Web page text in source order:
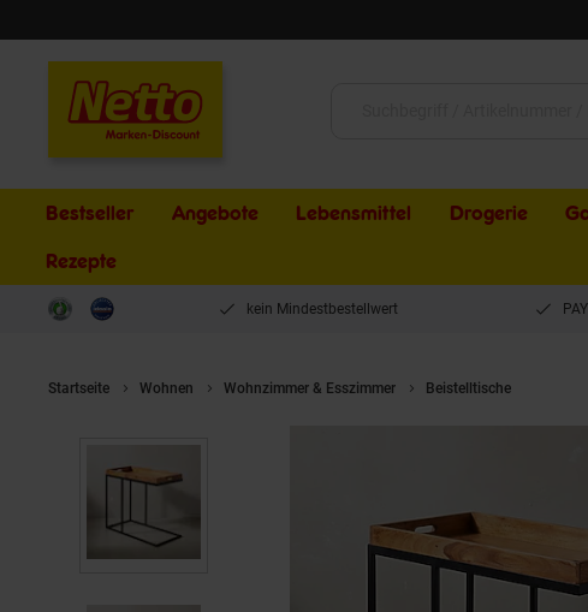
Bestseller Angebote Lebensmittel Drogerie
Rezepte
kein Mindestbestellwert
Startseite Wohnen Wohnzimmer & Esszimmer Beistelltische